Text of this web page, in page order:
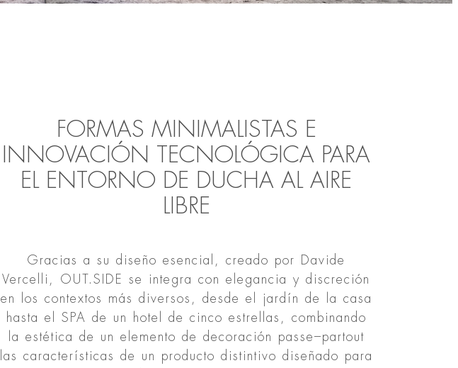
FORMAS MINIMALISTAS E
INNOVACIÓN TECNOLÓGICA PARA
EL ENTORNO DE DUCHA AL AIRE
LIBRE
Gracias a su diseño esencial, creado por Davide
Vercelli, OUT.SIDE se integra con elegancia y discreción
en los contextos más diversos, desde el jardín de la casa
hasta el SPA de un hotel de cinco estrellas, combinando
la estética de un elemento de decoración passe–partout
las características de un producto distintivo diseñado para